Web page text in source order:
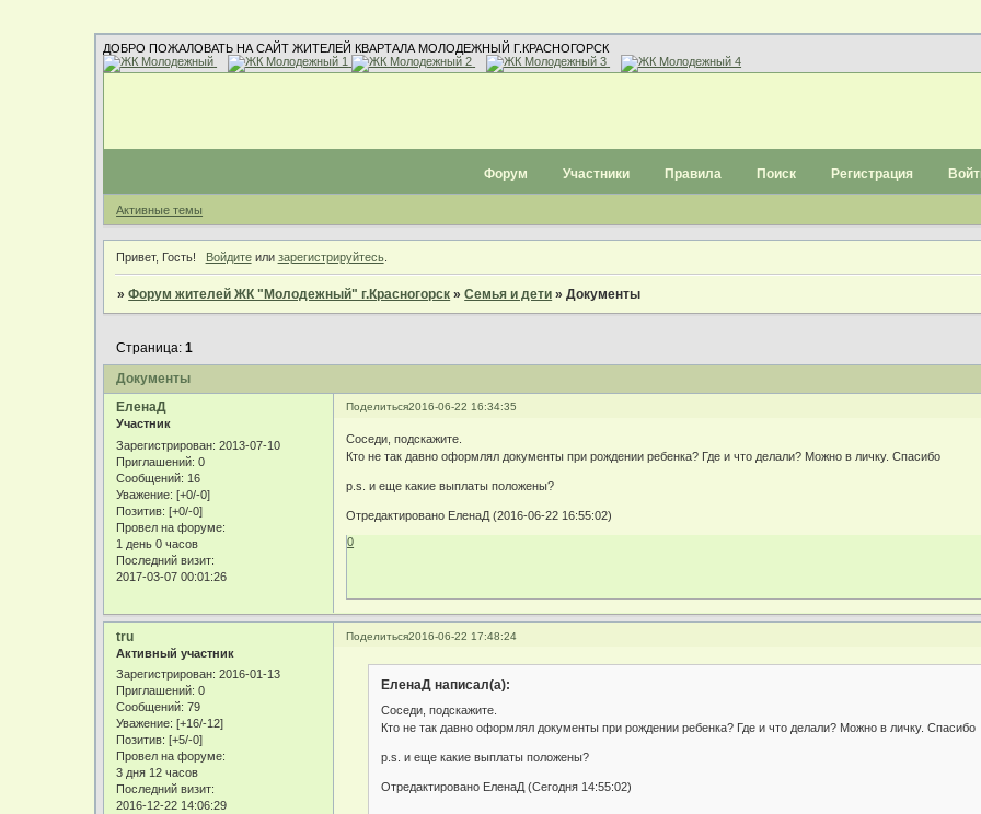
ДОБРО ПОЖАЛОВАТЬ НА САЙТ ЖИТЕЛЕЙ КВАРТАЛА МОЛОДЕЖНЫЙ Г.КРАСНОГОРСК
Форум Участники Правила Поиск Регистрация
Активные темы
Привет, Гость! Войдитеили зарегистрируйтесь.
»Форум жителей ЖК "Молодежный" г.Красногорск »Семья и дети »Документы
Документы
Страница:1
Поделиться2016-06-22 16:34:35
ЕленаД
Участник
Зарегистрирован: 2013-07-10
Приглашений: 0
Сообщений: 16
Уважение: [+0/-0]
Позитив: [+0/-0]
Провел на форуме:
1 день 0 часов
Последний визит:
2017-03-07 00:01:26
Соседи, подскажите.
Кто не так давно оформлял документы при рождении ребенка? Где и что делали? Можно в личку. Спасибо
p.s. и еще какие выплаты положены?
Отредактировано ЕленаД (2016-06-22 16:55:02)
0
Поделиться2016-06-22 17:48:24
tru
Активный участник
Зарегистрирован: 2016-01-13
Приглашений: 0
Сообщений: 79
Уважение: [+16/-12]
Позитив: [+5/-0]
Провел на форуме:
3 дня 12 часов
Последний визит:
2016-12-22 14:06:29
ЕленаД написал(а):
Соседи, подскажите.
Кто не так давно оформлял документы при рождении ребенка? Где и что делали? Можно в личку. Спасибо
p.s. и еще какие выплаты положены?
Отредактировано ЕленаД (Сегодня 14:55:02)